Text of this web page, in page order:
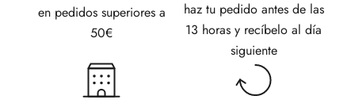
en pedidos superiores a
50€
haz tu pedido antes de las
13 horas y recíbelo al día
siguiente